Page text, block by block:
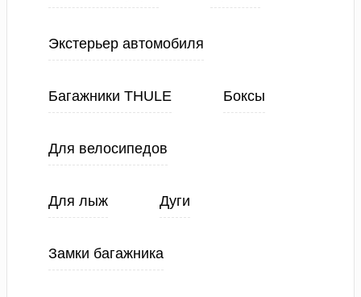
Экстерьер автомобиля
Багажники THULE Боксы
Для велосипедов
Для лыж Дуги
Замки багажника